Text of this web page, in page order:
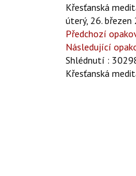
Křesťanská
úterý, 26.
Předchozí
Následující
Shlédnutí :
Křesťanská